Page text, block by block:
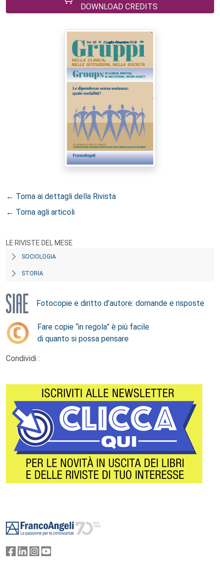
DOWNLOAD CREDITS
← Torna ai dettagli della Rivista
← Torna agli articoli
LE RIVISTE DEL MESE
SOCIOLOGIA
STORIA
Fotocopie e diritto d’autore: domande e risposte
Fare copie “in regola” è più facile
di quanto si possa pensare
Condividi :